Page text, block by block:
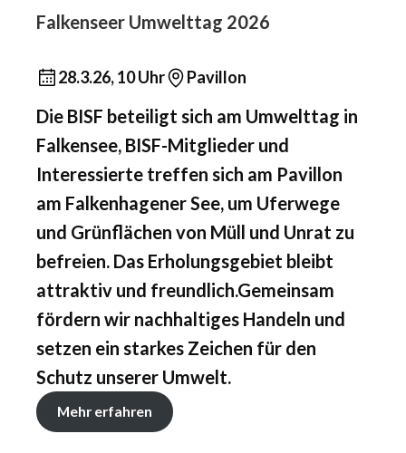
Falkenseer Umwelttag 2026
28.3.26, 10 Uhr Pavillon
Die BISF beteiligt sich am Umwelttag in
Falkensee, BISF-Mitglieder und
Interessierte treffen sich am Pavillon
am Falkenhagener See, um Uferwege
und Grünflächen von Müll und Unrat zu
befreien. Das Erholungsgebiet bleibt
attraktiv und freundlich.Gemeinsam
fördern wir nachhaltiges Handeln und
setzen ein starkes Zeichen für den
Schutz unserer Umwelt.
Mehr erfahren